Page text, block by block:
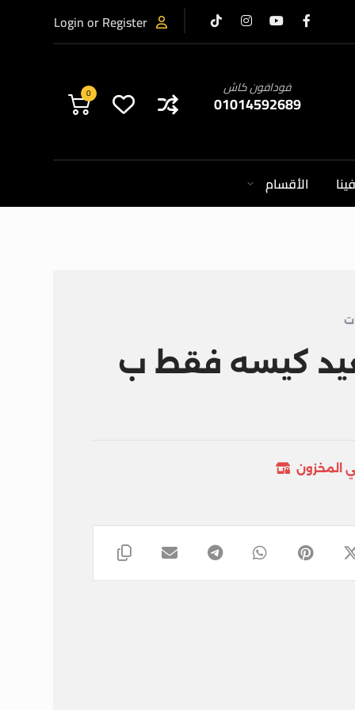
Login or Register
0 فودافون كاش
01014592689
الأقسام
كيسه فقط ب
المخزون